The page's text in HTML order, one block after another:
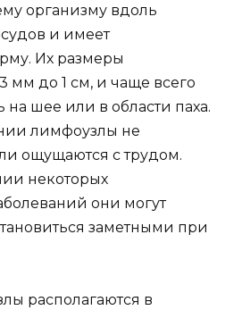
организму вдоль
и имеет
Их размеры
мм до 1 см, и чаще всего
шее или в области паха.
лимфоузлы не
ощущаются с трудом.
некоторых
они могут
заметными при
располагаются в